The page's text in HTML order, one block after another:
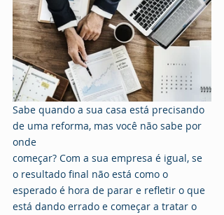
Sabe quando a sua casa está precisando
de uma reforma, mas você não sabe por
onde
começar? Com a sua empresa é igual, se
o resultado final não está como o
esperado é hora de parar e refletir o que
está dando errado e começar a tratar o